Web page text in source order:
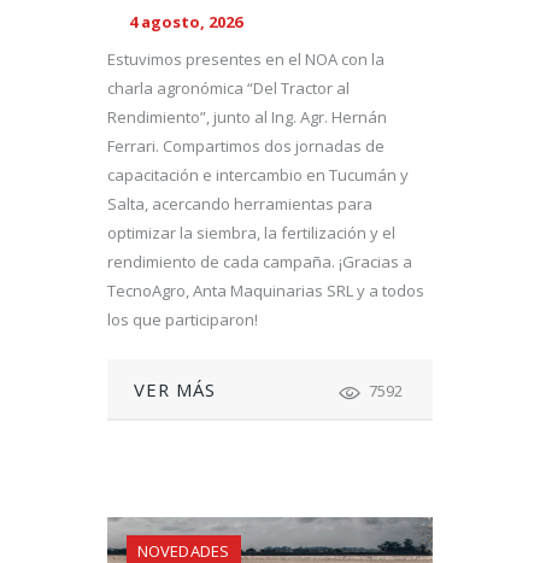
4 agosto, 2026
Estuvimos presentes en el NOA con la
charla agronómica “Del Tractor al
Rendimiento”, junto al Ing. Agr. Hernán
Ferrari. Compartimos dos jornadas de
capacitación e intercambio en Tucumán y
Salta, acercando herramientas para
optimizar la siembra, la fertilización y el
rendimiento de cada campaña. ¡Gracias a
TecnoAgro, Anta Maquinarias SRL y a todos
los que participaron!
VER MÁS 7592
NOVEDADES